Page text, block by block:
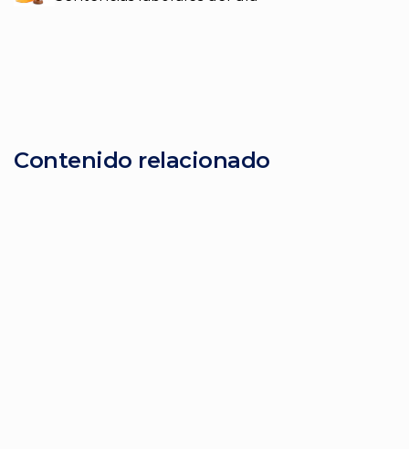
Contenido relacionado